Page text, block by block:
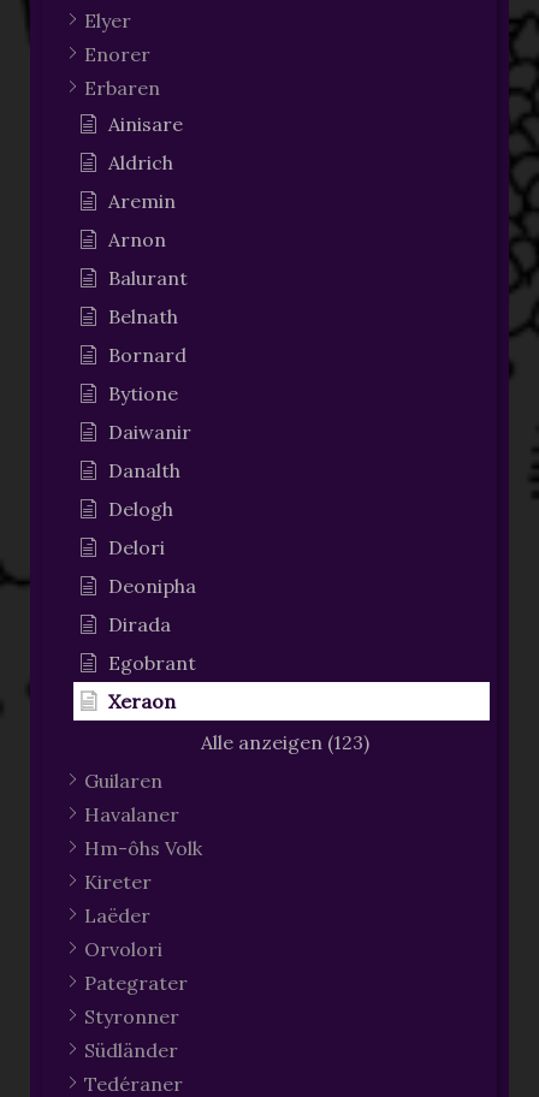
Elyer
Enorer
Erbaren
Ainisare
Aldrich
Aremin
Arnon
Balurant
Belnath
Bornard
Bytione
Daiwanir
Danalth
Delogh
Delori
Deonipha
Dirada
Egobrant
Xeraon
Alle anzeigen (123)
Guilaren
Havalaner
Hm-ôhs Volk
Kireter
Laëder
Orvolori
Pategrater
Styronner
Südländer
Tedéraner